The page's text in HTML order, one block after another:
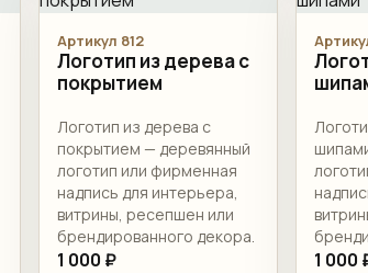
Артикул 812
Логотип из дерева с
покрытием
Логотип из дерева с
покрытием — деревянный
логотип или фирменная
надпись для интерьера,
витрины, ресепшен или
брендированного декора.
1 000 ₽ 1 000